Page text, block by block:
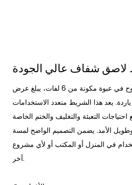
يأتي الشريط فائق الوضوح في عبوة مكونة من 6 لفات، يبلغ عرض
كل منها 25 ملم وطولها 40 ياردة. يعد هذا الشريط متعدد الاستخدامات
احتياجات التعبئة والتغليف والختم الخاصة
وطويل الأمد. يضمن التصميم الواضح لمسة
في المنزل أو المكتب أو لأي مشروع
آخر.